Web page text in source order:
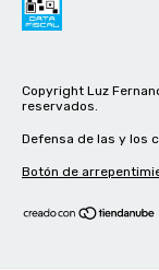
Copyright Luz
reservados.
Defensa de las y los
Botón de